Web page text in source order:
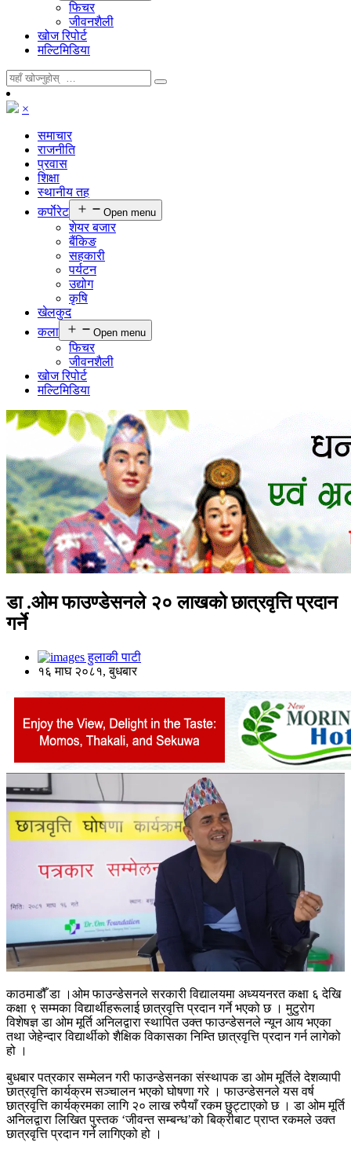
फिचर
जीवनशैली
खोज रिपोर्ट
मल्टिमिडिया
×
समाचार
राजनीति
प्रवास
शिक्षा
स्थानीय तह
कर्पाेरेट
Open menu
शेयर बजार
बैंकिङ
सहकारी
पर्यटन
उद्योग
कृषि
खेलकुद
कला
Open menu
फिचर
जीवनशैली
खोज रिपोर्ट
मल्टिमिडिया
डा .ओम फाउण्डेसनले २० लाखको छात्रवृत्ति प्रदान
गर्ने
हुलाकी पाटी
१६ माघ २०८१, बुधबार
काठमाडौँ डा ।ओम फाउन्डेसनले सरकारी विद्यालयमा अध्ययनरत कक्षा ६ देखि
कक्षा ९ सम्मका विद्यार्थीहरूलाई छात्रवृत्ति प्रदान गर्ने भएको छ । मुटुरोग
विशेषज्ञ डा ओम मूर्ति अनिलद्वारा स्थापित उक्त फाउन्डेसनले न्यून आय भएका
तथा जेहेन्दार विद्यार्थीको शैक्षिक विकासका निम्ति छात्रवृत्ति प्रदान गर्न लागेको
हो ।
बुधबार पत्रकार सम्मेलन गरी फाउन्डेसनका संस्थापक डा ओम मूर्तिले देशव्यापी
छात्रवृत्ति कार्यक्रम सञ्चालन भएको घोषणा गरे । फाउन्डेसनले यस वर्ष
छात्रवृत्ति कार्यक्रमका लागि २० लाख रुपैयाँ रकम छुट्टाएको छ । डा ओम मूर्ति
अनिलद्वारा लिखित पुस्तक ‘जीवन्त सम्बन्ध’को बिक्रीबाट प्राप्त रकमले उक्त
छात्रवृत्ति प्रदान गर्न लागिएको हो ।